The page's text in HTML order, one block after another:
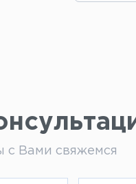
с Вами свяжемся